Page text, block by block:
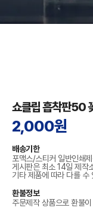
쇼클립 흡착판50
2,000원
배송기한
포맥스/스티커 일반인쇄
게시판은 최소 14일 제작
기타 제품에 따라 다를 수
환불정보
주문제작 상품으로 환불